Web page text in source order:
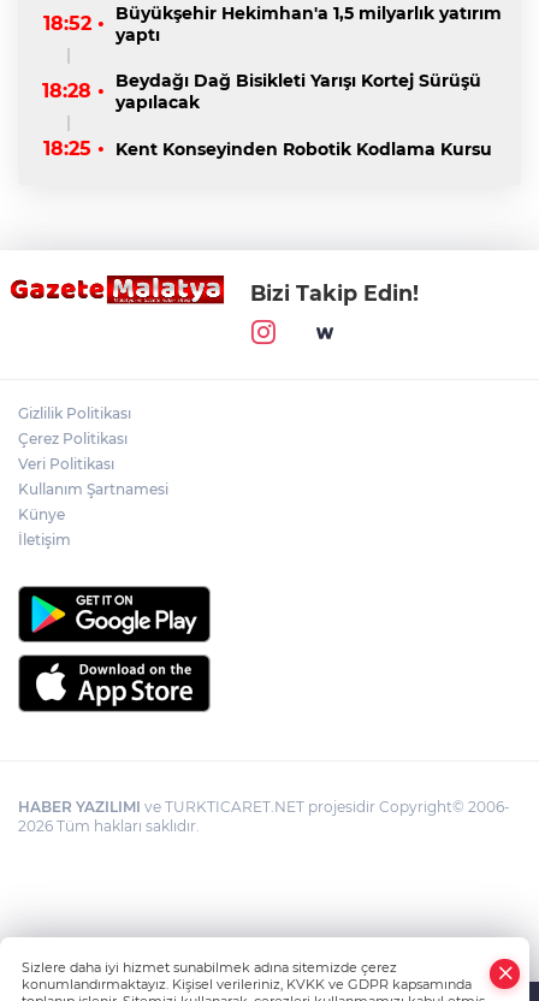
18:52 •
Büyükşehir Hekimhan'a 1,5 milyarlık yatırım
yaptı
18:28 •
Beydağı Dağ Bisikleti Yarışı Kortej Sürüşü
yapılacak
18:25 • Kent Konseyinden Robotik Kodlama Kursu
Bizi Takip Edin!
Gizlilik Politikası
Çerez Politikası
Veri Politikası
Kullanım Şartnamesi
Künye
İletişim
HABER YAZILIMI ve TURKTICARET.NET projesidir Copyright© 2006-
2026 Tüm hakları saklıdır.
Sizlere daha iyi hizmet sunabilmek adına sitemizde çerez
konumlandırmaktayız. Kişisel verileriniz, KVKK ve GDPR kapsamında